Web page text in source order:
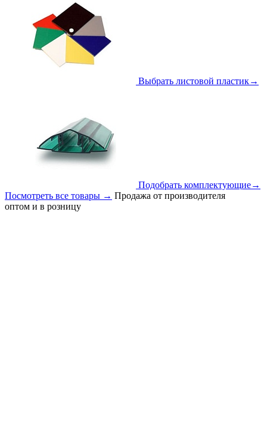
Выбрать листовой пластик→
Подобрать комплектующие→
Посмотреть все товары → Продажа от производителя
оптом и в розницу